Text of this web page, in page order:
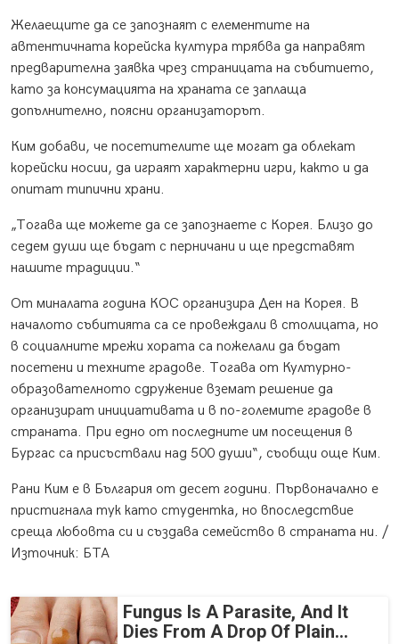
Желаещите да се запознаят с елементите на
автентичната корейска култура трябва да направят
предварителна заявка чрез страницата на събитието,
като за консумацията на храната се заплаща
допълнително, поясни организаторът.
Ким добави, че посетителите ще могат да облекат
корейски носии, да играят характерни игри, както и да
опитат типични храни.
„Тогава ще можете да се запознаете с Корея. Близо до
седем души ще бъдат с перничани и ще представят
нашите традиции.“
От миналата година КОС организира Ден на Корея. В
началото събитията са се провеждали в столицата, но
в социалните мрежи хората са пожелали да бъдат
посетени и техните градове. Тогава от Културно-
образователното сдружение вземат решение да
организират инициативата и в по-големите градове в
страната. При едно от последните им посещения в
Бургас са присъствали над 500 души“, съобщи още Ким.
Рани Ким е в България от десет години. Първоначално е
пристигнала тук като студентка, но впоследствие
среща любовта си и създава семейство в страната ни. /
Източник: БТА
Fungus Is A Parasite, And It
Dies From A Drop Of Plain...